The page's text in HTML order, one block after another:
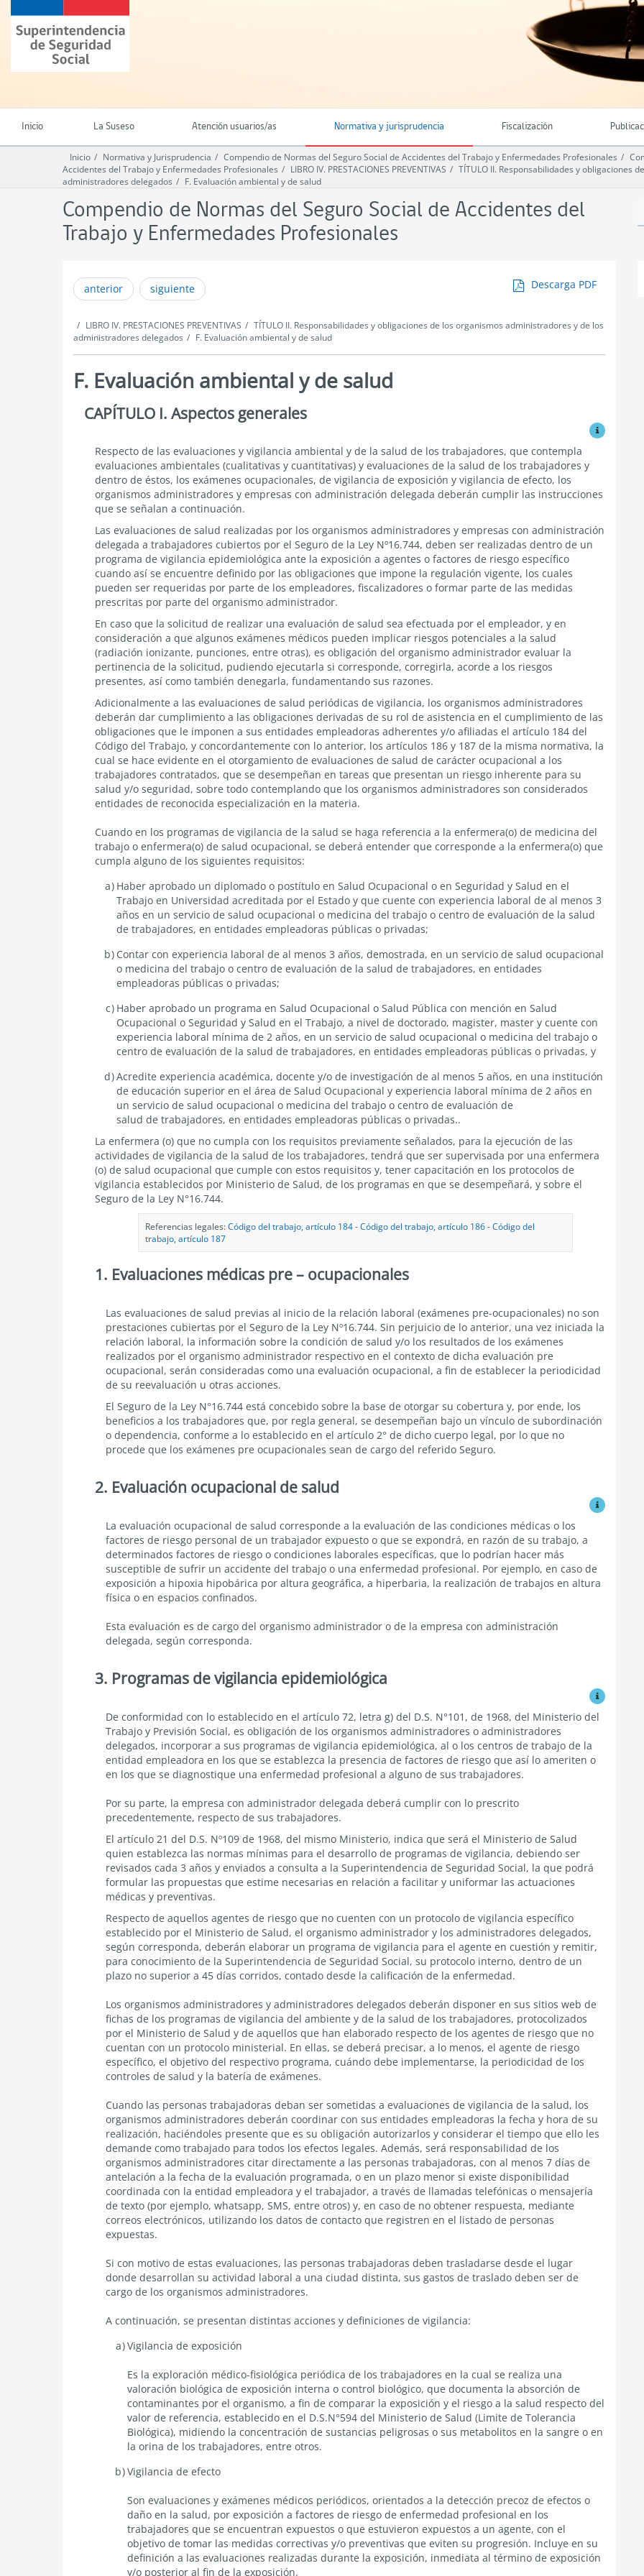
contenido
principal
Superintendencia
de
Seguridad
(SUSESO)
Chile
Inicio La Suseso Atención usuarios/as Normativa y jurisprudencia Fiscalización
Inicio Normativa y Jurisprudencia Compendio de Normas del Seguro Social de Accidentes del Trabajo y Enfermedades Profesionales
Accidentes del Trabajo y Enfermedades Profesionales
LIBRO IV. PRESTACIONES PREVENTIVAS
TÍTULO II. Responsabilidades y obligaciones
administradores delegados
F. Evaluación ambiental y de salud
Compendio de Normas del Seguro Social de Accidentes del
Trabajo y Enfermedades Profesionales
Descarga PDF
anterior siguiente
LIBRO IV. PRESTACIONES PREVENTIVAS
TÍTULO II. Responsabilidades y obligaciones de los organismos administradores y de los
administradores delegados
F. Evaluación ambiental y de salud
F. Evaluación ambiental y de salud
Evaluación
ambiental
CAPÍTULO I. Aspectos generales
Ver
Aspectos
generales
Respecto de las evaluaciones y vigilancia ambiental y de la salud de los trabajadores, que contempla
evaluaciones ambientales (cualitativas y cuantitativas) y evaluaciones de la salud de los trabajadores y
dentro de éstos, los exámenes ocupacionales, de vigilancia de exposición y vigilancia de efecto, los
organismos administradores y empresas con administración delegada deberán cumplir las instrucciones
que se señalan a continuación.
Las evaluaciones de salud realizadas por los organismos administradores y empresas con administración
delegada a trabajadores cubiertos por el Seguro de la Ley Nº16.744, deben ser realizadas dentro de un
programa de vigilancia epidemiológica ante la exposición a agentes o factores de riesgo específico
cuando así se encuentre definido por las obligaciones que impone la regulación vigente, los cuales
pueden ser requeridas por parte de los empleadores, fiscalizadores o formar parte de las medidas
prescritas por parte del organismo administrador.
En caso que la solicitud de realizar una evaluación de salud sea efectuada por el empleador, y en
consideración a que algunos exámenes médicos pueden implicar riesgos potenciales a la salud
(radiación ionizante, punciones, entre otras), es obligación del organismo administrador evaluar la
pertinencia de la solicitud, pudiendo ejecutarla si corresponde, corregirla, acorde a los riesgos
presentes, así como también denegarla, fundamentando sus razones.
Adicionalmente a las evaluaciones de salud periódicas de vigilancia, los organismos administradores
deberán dar cumplimiento a las obligaciones derivadas de su rol de asistencia en el cumplimiento de las
obligaciones que le imponen a sus entidades empleadoras adherentes y/o afiliadas el artículo 184 del
Código del Trabajo, y concordantemente con lo anterior, los artículos 186 y 187 de la misma normativa, la
cual se hace evidente en el otorgamiento de evaluaciones de salud de carácter ocupacional a los
trabajadores contratados, que se desempeñan en tareas que presentan un riesgo inherente para su
salud y/o seguridad, sobre todo contemplando que los organismos administradores son considerados
entidades de reconocida especialización en la materia.
Cuando en los programas de vigilancia de la salud se haga referencia a la enfermera(o) de medicina del
trabajo o enfermera(o) de salud ocupacional, se deberá entender que corresponde a la enfermera(o) que
cumpla alguno de los siguientes requisitos:
Haber aprobado un diplomado o postítulo en Salud Ocupacional o en Seguridad y Salud en el
Trabajo en Universidad acreditada por el Estado y que cuente con experiencia laboral de al menos 3
años en un servicio de salud ocupacional o medicina del trabajo o centro de evaluación de la salud
de trabajadores, en entidades empleadoras públicas o privadas;
Contar con experiencia laboral de al menos 3 años, demostrada, en un servicio de salud ocupacional
o medicina del trabajo o centro de evaluación de la salud de trabajadores, en entidades
empleadoras públicas o privadas;
Haber aprobado un programa en Salud Ocupacional o Salud Pública con mención en Salud
Ocupacional o Seguridad y Salud en el Trabajo, a nivel de doctorado, magister, master y cuente con
experiencia laboral mínima de 2 años, en un servicio de salud ocupacional o medicina del trabajo o
centro de evaluación de la salud de trabajadores, en entidades empleadoras públicas o privadas, y
Acredite experiencia académica, docente y/o de investigación de al menos 5 años, en una institución
de educación superior en el área de Salud Ocupacional y experiencia laboral mínima de 2 años en
un servicio de salud ocupacional o medicina del trabajo o centro de evaluación de
salud de trabajadores, en entidades empleadoras públicas o privadas..
La enfermera (o) que no cumpla con los requisitos previamente señalados, para la ejecución de las
actividades de vigilancia de la salud de los trabajadores, tendrá que ser supervisada por una enfermera
(o) de salud ocupacional que cumple con estos requisitos y, tener capacitación en los protocolos de
vigilancia establecidos por Ministerio de Salud, de los programas en que se desempeñará, y sobre el
Seguro de la Ley N°16.744.
Referencias legales:Código del trabajo, artículo 184-Código del trabajo, artículo 186-Código del
trabajo, artículo 187
1. Evaluaciones médicas pre – ocupacionales
Evaluaciones
médicas
preocupacionales
Las evaluaciones de salud previas al inicio de la relación laboral (exámenes pre-ocupacionales) no son
prestaciones cubiertas por el Seguro de la Ley Nº16.744. Sin perjuicio de lo anterior, una vez iniciada la
relación laboral, la información sobre la condición de salud y/o los resultados de los exámenes
realizados por el organismo administrador respectivo en el contexto de dicha evaluación pre
ocupacional, serán consideradas como una evaluación ocupacional, a fin de establecer la periodicidad
de su reevaluación u otras acciones.
El Seguro de la Ley N°16.744 está concebido sobre la base de otorgar su cobertura y, por ende, los
beneficios a los trabajadores que, por regla general, se desempeñan bajo un vínculo de subordinación
o dependencia, conforme a lo establecido en el artículo 2° de dicho cuerpo legal, por lo que no
procede que los exámenes pre ocupacionales sean de cargo del referido Seguro.
2. Evaluación ocupacional de salud
Ver
Evaluación
ocupacional
de
salud
La evaluación ocupacional de salud corresponde a la evaluación de las condiciones médicas o los
factores de riesgo personal de un trabajador expuesto o que se expondrá, en razón de su trabajo, a
determinados factores de riesgo o condiciones laborales específicas, que lo podrían hacer más
susceptible de sufrir un accidente del trabajo o una enfermedad profesional. Por ejemplo, en caso de
exposición a hipoxia hipobárica por altura geográfica, a hiperbaria, la realización de trabajos en altura
física o en espacios confinados.
Esta evaluación es de cargo del organismo administrador o de la empresa con administración
delegada, según corresponda.
3. Programas de vigilancia epidemiológica
Ver
Programas
de
vigilancia
epidemiológica
De conformidad con lo establecido en el artículo 72, letra g) del D.S. N°101, de 1968, del Ministerio del
Trabajo y Previsión Social, es obligación de los organismos administradores o administradores
delegados, incorporar a sus programas de vigilancia epidemiológica, al o los centros de trabajo de la
entidad empleadora en los que se establezca la presencia de factores de riesgo que así lo ameriten o
en los que se diagnostique una enfermedad profesional a alguno de sus trabajadores.
Por su parte, la empresa con administrador delegada deberá cumplir con lo prescrito
precedentemente, respecto de sus trabajadores.
El artículo 21 del D.S. Nº109 de 1968, del mismo Ministerio, indica que será el Ministerio de Salud
quien establezca las normas mínimas para el desarrollo de programas de vigilancia, debiendo ser
revisados cada 3 años y enviados a consulta a la Superintendencia de Seguridad Social, la que podrá
formular las propuestas que estime necesarias en relación a facilitar y uniformar las actuaciones
médicas y preventivas.
Respecto de aquellos agentes de riesgo que no cuenten con un protocolo de vigilancia específico
establecido por el Ministerio de Salud, el organismo administrador y los administradores delegados,
según corresponda, deberán elaborar un programa de vigilancia para el agente en cuestión y remitir,
para conocimiento de la Superintendencia de Seguridad Social, su protocolo interno, dentro de un
plazo no superior a 45 días corridos, contado desde la calificación de la enfermedad.
Los organismos administradores y administradores delegados deberán disponer en sus sitios web de
fichas de los programas de vigilancia del ambiente y de la salud de los trabajadores, protocolizados
por el Ministerio de Salud y de aquellos que han elaborado respecto de los agentes de riesgo que no
cuentan con un protocolo ministerial. En ellas, se deberá precisar, a lo menos, el agente de riesgo
específico, el objetivo del respectivo programa, cuándo debe implementarse, la periodicidad de los
controles de salud y la batería de exámenes.
Cuando las personas trabajadoras deban ser sometidas a evaluaciones de vigilancia de la salud, los
organismos administradores deberán coordinar con sus entidades empleadoras la fecha y hora de su
realización, haciéndoles presente que es su obligación autorizarlos y considerar el tiempo que ello les
demande como trabajado para todos los efectos legales. Además, será responsabilidad de los
organismos administradores citar directamente a las personas trabajadoras, con al menos 7 días de
antelación a la fecha de la evaluación programada, o en un plazo menor si existe disponibilidad
coordinada con la entidad empleadora y el trabajador, a través de llamadas telefónicas o mensajería
de texto (por ejemplo, whatsapp, SMS, entre otros) y, en caso de no obtener respuesta, mediante
correos electrónicos, utilizando los datos de contacto que registren en el listado de personas
expuestas.
Si con motivo de estas evaluaciones, las personas trabajadoras deben trasladarse desde el lugar
donde desarrollan su actividad laboral a una ciudad distinta, sus gastos de traslado deben ser de
cargo de los organismos administradores.
A continuación, se presentan distintas acciones y definiciones de vigilancia:
Vigilancia de exposición
Es la exploración médico-fisiológica periódica de los trabajadores en la cual se realiza una
valoración biológica de exposición interna o control biológico, que documenta la absorción de
contaminantes por el organismo, a fin de comparar la exposición y el riesgo a la salud respecto del
valor de referencia, establecido en el D.S.N°594 del Ministerio de Salud (Limite de Tolerancia
Biológica), midiendo la concentración de sustancias peligrosas o sus metabolitos en la sangre o en
la orina de los trabajadores, entre otros.
Vigilancia de efecto
Son evaluaciones y exámenes médicos periódicos, orientados a la detección precoz de efectos o
daño en la salud, por exposición a factores de riesgo de enfermedad profesional en los
trabajadores que se encuentran expuestos o que estuvieron expuestos a un agente, con el
objetivo de tomar las medidas correctivas y/o preventivas que eviten su progresión. Incluye en su
definición a las evaluaciones realizadas durante la exposición, inmediata al término de exposición
y/o posterior al fin de la exposición.